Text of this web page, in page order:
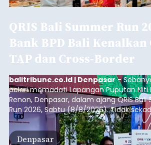
QRIS Bali Summer Run
Bank BPD Bali Kenalkan
TAP dan Cross-Border
balitribune.co.id | Denpasar-
pelari memadati Lapangan Puputan Niti
Renon, Denpasar, dalam ajang QRIS Bali
Run 2026, Sabtu (8/8/2026). Tidak
menjadi arena olahraga dengan
10K, kegiatan yang digelar Kantor
Indonesia (BI) Provinsi Bali itu juga
Denpasar